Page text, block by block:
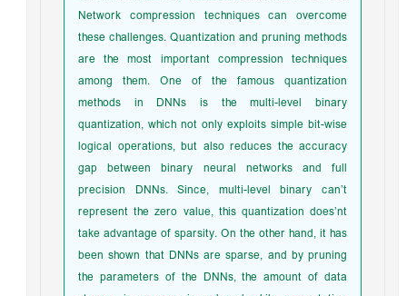
Network compression techniques can overcome
these challenges. Quantization and pruning methods
are the most important compression techniques
among them. One of the famous quantization
methods in DNNs is the multi-level binary
quantization, which not only exploits simple bit-wise
logical operations, but also reduces the accuracy
gap between binary neural networks and full
precision DNNs. Since, multi-level binary can’t
represent the zero value, this quantization does’nt
take advantage of sparsity. On the other hand, it has
been shown that DNNs are sparse, and by pruning
the parameters of the DNNs, the amount of data